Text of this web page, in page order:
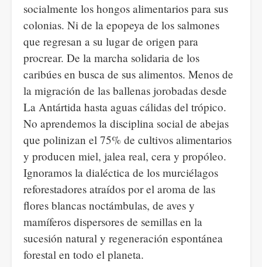
socialmente los hongos alimentarios para sus
colonias. Ni de la epopeya de los salmones
que regresan a su lugar de origen para
procrear. De la marcha solidaria de los
caribúes en busca de sus alimentos. Menos de
la migración de las ballenas jorobadas desde
La Antártida hasta aguas cálidas del trópico.
No aprendemos la disciplina social de abejas
que polinizan el 75% de cultivos alimentarios
y producen miel, jalea real, cera y propóleo.
Ignoramos la dialéctica de los murciélagos
reforestadores atraídos por el aroma de las
flores blancas noctámbulas, de aves y
mamíferos dispersores de semillas en la
sucesión natural y regeneración espontánea
forestal en todo el planeta.